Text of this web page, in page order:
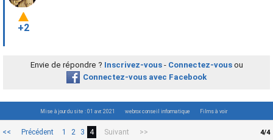
+2
4/4
<< Précédent 1 2 3 4 Suivant >>
Envie de répondre ? Inscrivez-vous- Connectez-vousou
Connectez-vous avec Facebook
Mise à jour du site : 01 avr. 2021 webrox conseil informatique Films à voir